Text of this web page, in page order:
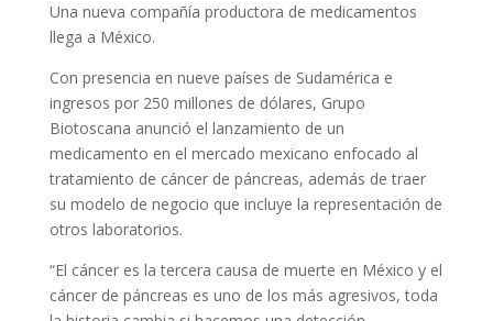
Una nueva compañía productora de medicamentos
llega a México.
Con presencia en nueve países de Sudamérica e
ingresos por 250 millones de dólares, Grupo
Biotoscana anunció el lanzamiento de un
medicamento en el mercado mexicano enfocado al
tratamiento de cáncer de páncreas, además de traer
su modelo de negocio que incluye la representación de
otros laboratorios.
“El cáncer es la tercera causa de muerte en México y el
cáncer de páncreas es uno de los más agresivos, toda